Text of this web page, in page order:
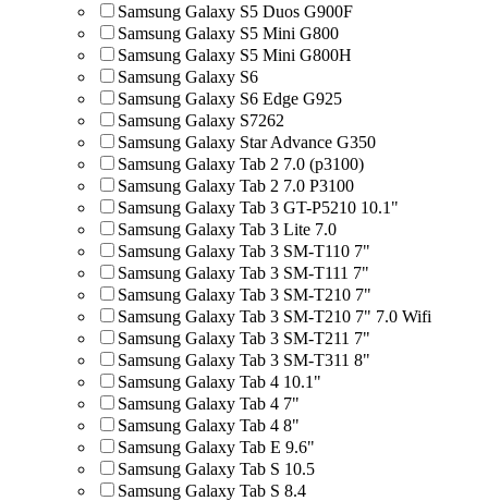
Samsung Galaxy S5 Duos G900F
Samsung Galaxy S5 Mini G800
Samsung Galaxy S5 Mini G800H
Samsung Galaxy S6
Samsung Galaxy S6 Edge G925
Samsung Galaxy S7262
Samsung Galaxy Star Advance G350
Samsung Galaxy Tab 2 7.0 (p3100)
Samsung Galaxy Tab 2 7.0 P3100
Samsung Galaxy Tab 3 GT-P5210 10.1"
Samsung Galaxy Tab 3 Lite 7.0
Samsung Galaxy Tab 3 SM-T110 7"
Samsung Galaxy Tab 3 SM-T111 7"
Samsung Galaxy Tab 3 SM-T210 7"
Samsung Galaxy Tab 3 SM-T210 7" 7.0 Wifi
Samsung Galaxy Tab 3 SM-T211 7"
Samsung Galaxy Tab 3 SM-T311 8"
Samsung Galaxy Tab 4 10.1"
Samsung Galaxy Tab 4 7"
Samsung Galaxy Tab 4 8"
Samsung Galaxy Tab E 9.6"
Samsung Galaxy Tab S 10.5
Samsung Galaxy Tab S 8.4